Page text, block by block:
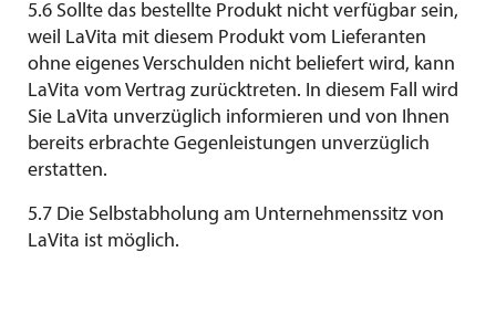
5.6 Sollte das bestellte Produkt nicht verfügbar sein,
weil LaVita mit diesem Produkt vom Lieferanten
ohne eigenes Verschulden nicht beliefert wird, kann
LaVita vom Vertrag zurücktreten. In diesem Fall wird
Sie LaVita unverzüglich informieren und von Ihnen
bereits erbrachte Gegenleistungen unverzüglich
erstatten.
5.7 Die Selbstabholung am Unternehmenssitz von
LaVita ist möglich.